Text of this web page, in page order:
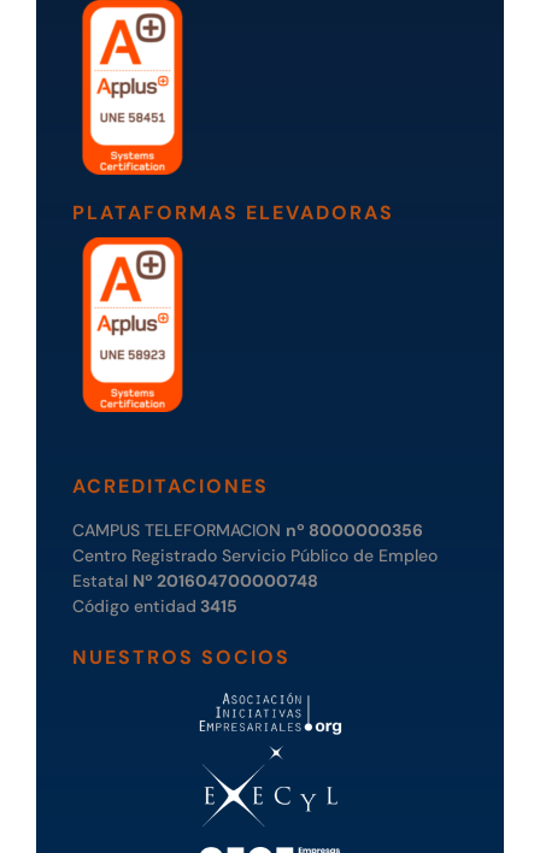
PLATAFORMAS ELEVADORAS
ACREDITACIONES
CAMPUS TELEFORMACION nº 8000000356
Centro Registrado Servicio Público de Empleo
Estatal Nº 201604700000748
Código entidad 3415
NUESTROS SOCIOS